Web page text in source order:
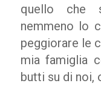
quello che
nemmeno lo
peggiorare le
mia famiglia
butti su di noi,